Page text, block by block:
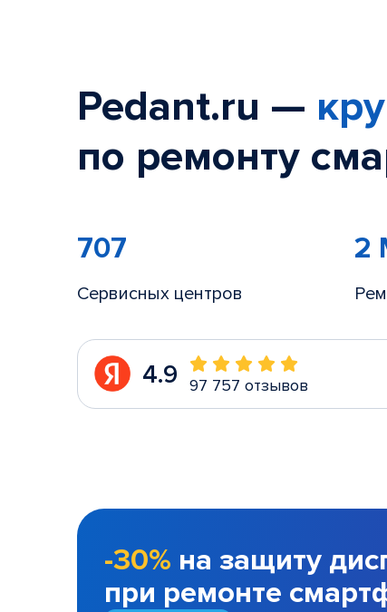
Pedant.ru —
по ремонту
707
Сервисных центров
2
4.9 97 757 отзывов
-30% на защиту
при ремонте